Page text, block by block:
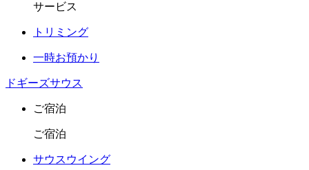
サービス
トリミング
一時お預かり
ドギーズサウス
ご宿泊
ご宿泊
サウスウイング